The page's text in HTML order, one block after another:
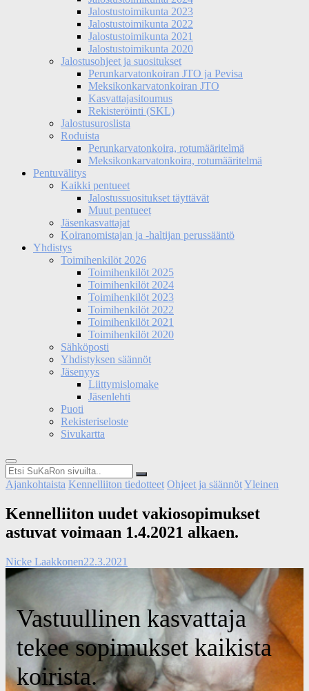
Jalostustoimikunta 2023
Jalostustoimikunta 2022
Jalostustoimikunta 2021
Jalostustoimikunta 2020
Jalostusohjeet ja suositukset
Perunkarvatonkoiran JTO ja Pevisa
Meksikonkarvatonkoiran JTO
Kasvattajasitoumus
Rekisteröinti (SKL)
Jalostusuroslista
Roduista
Perunkarvatonkoira, rotumääritelmä
Meksikonkarvatonkoira, rotumääritelmä
Pentuvälitys
Kaikki pentueet
Jalostussuositukset täyttävät
Muut pentueet
Jäsenkasvattajat
Koiranomistajan ja -haltijan perussääntö
Yhdistys
Toimihenkilöt 2026
Toimihenkilöt 2025
Toimihenkilöt 2024
Toimihenkilöt 2023
Toimihenkilöt 2022
Toimihenkilöt 2021
Toimihenkilöt 2020
Sähköposti
Yhdistyksen säännöt
Jäsenyys
Liittymislomake
Jäsenlehti
Puoti
Rekisteriseloste
Sivukartta
Etsi
SuKaRon
sivuilta..
Ajankohtaista Kennelliiton tiedotteet Ohjeet ja säännötYleinen
Kennelliiton uudet vakiosopimukset
astuvat voimaan 1.4.2021 alkaen.
Nicke Laakkonen22.3.2021
Vastuullinen kasvattaja
tekee sopimukset kaikista
koirista.